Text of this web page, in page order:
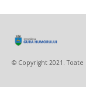
© Copyright 2021.